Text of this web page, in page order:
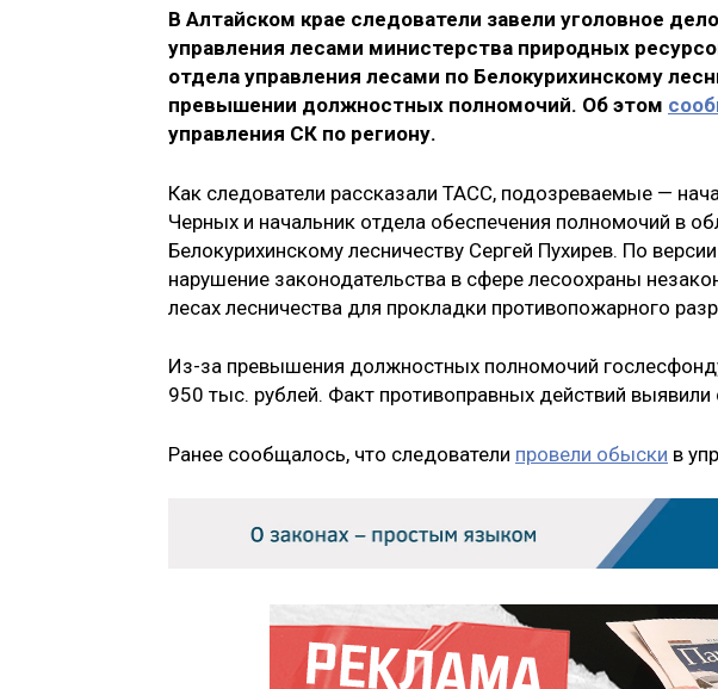
В Алтайском крае следователи завели уголовное
управления лесами министерства природных
отдела управления лесами по Белокурихинскому
превышении должностных полномочий. Об этом
управления СК по региону.
Как следователи рассказали ТАСС, подозреваемые —
Черных и начальник отдела обеспечения полномочий в
Белокурихинскому лесничеству Сергей Пухирев. По
нарушение законодательства в сфере лесоохраны
лесах лесничества для прокладки противопожарного
Из-за превышения должностных полномочий
950 тыс. рублей. Факт противоправных действий
Ранее сообщалось, что следователи провели обыски в